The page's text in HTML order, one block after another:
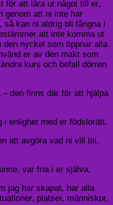
för att lära ut något till er,
genom att ni inte har
så kan ni aldrig bli fångna i
att inte komma ut
nyckel som öppnar alla
er av den makt som
kurs och befall dörren
den finns där för att hjälpa
i enlighet med er födslorätt.
att avgöra vad ni vill bli,
var fria i er själva.
jag har skapat, har alla
platser, människor,